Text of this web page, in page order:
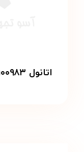
اتانول ۱۰۰۹۸۳ (Absolute Ethanol)